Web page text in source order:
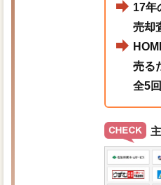
17年
売却
売る
全5回